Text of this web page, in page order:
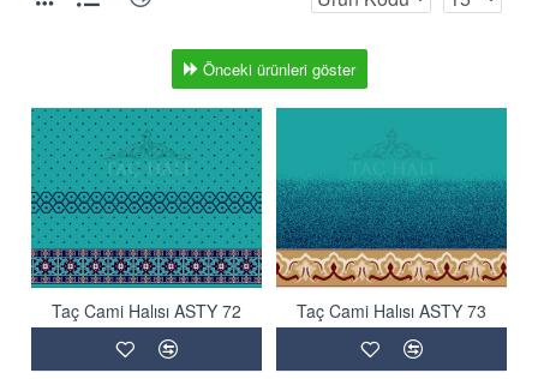
Önceki ürünleri göster
Taç Cami Halısı ASTY 72 Taç Cami Halısı ASTY 73